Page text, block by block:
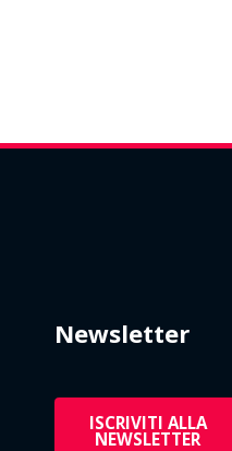
Newsletter
ISCRIVITI ALLA
NEWSLETTER